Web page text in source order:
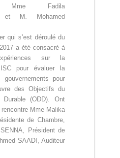
Mme Fadila
et M. Mohamed
qui s’est déroulé du
a été consacré à
sur la
pour évaluer la
gouvernements pour
des Objectifs du
Durable (ODD).Ont
Mme Malika
de Chambre,
Président de
SAADI, Auditeur